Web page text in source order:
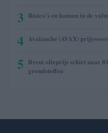
3 Risico’s en kansen in de
4 Avalanche (AVAX)
5 Brent olieprijs schiet naar
grondstoffen